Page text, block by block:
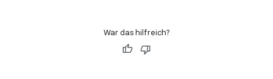
War das hilfreich?